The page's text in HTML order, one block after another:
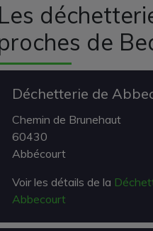
Les
de
Déchetterie de
Chemin de Brunehaut
60430
Abbécourt
Voir les détails de la
Abbecourt